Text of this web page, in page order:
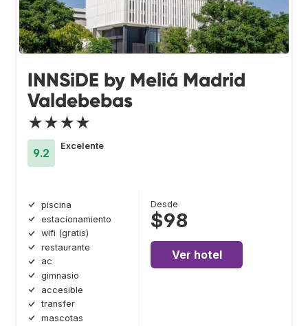
INNSiDE by Meliá Madrid
Valdebebas
★★★★
9.2
Excelente
piscina
estacionamiento
wifi (gratis)
restaurante
ac
gimnasio
accesible
transfer
mascotas
Desde
$98
Ver hotel